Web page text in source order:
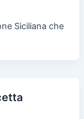
Siciliana che